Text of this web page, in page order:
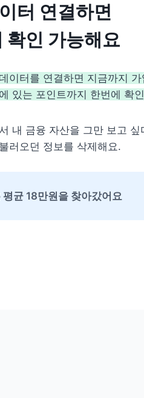
터 연결하면
확인 가능해요
이터를 연결하면 지금까지
있는 포인트까지 한번에 확
내 금융 자산을 그만 보고
러오던 정보를 삭제해요.
균 18만원을 찾아갔어요